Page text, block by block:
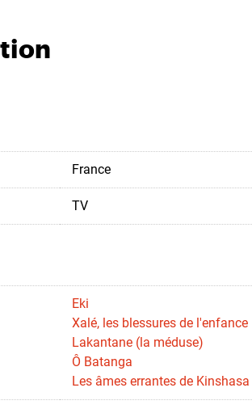
France
TV
Eki
Xalé, les blessures de l'enfance
Lakantane (la méduse)
Ô Batanga
Les âmes errantes de Kinshasa